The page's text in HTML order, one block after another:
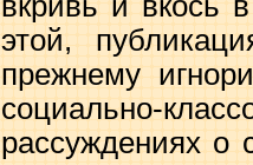
этой,
прежнему
социально-
рассуждениях о